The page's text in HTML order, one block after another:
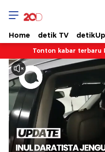
Home detik TV
Tonton kabar terbaru